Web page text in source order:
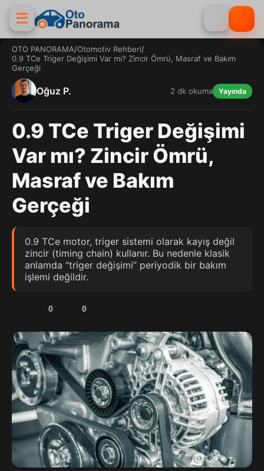
☰
OTO PANORAMA/Otomotiv Rehberi/
0.9 TCe Triger Değişimi Var mı? Zincir Ömrü, Masraf ve Bakım
Gerçeği
Oğuz P. 2 dk okuma Yayında
0.9 TCe Triger Değişimi
Var mı? Zincir Ömrü,
Masraf ve Bakım
Gerçeği
0.9 TCe motor, triger sistemi olarak kayış değil
zincir (timing chain) kullanır. Bu nedenle klasik
anlamda “triger değişimi” periyodik bir bakım
işlemi değildir.
0 0